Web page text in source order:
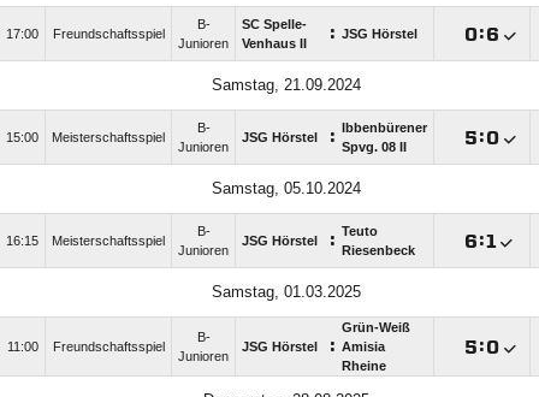
17:00 Freundschaftsspiel
B-
Junioren
SC Spelle-
Venhaus II
: JSG Hörstel :
Samstag, 21.09.2024
15:00 Meisterschaftsspiel
B-
Junioren
JSG Hörstel :
Ibbenbürener
Spvg. 08 II
:
Samstag, 05.10.2024
16:15 Meisterschaftsspiel
B-
Junioren
JSG Hörstel : Teuto
Riesenbeck
:
Samstag, 01.03.2025
11:00 Freundschaftsspiel
B-
Junioren
JSG Hörstel :
Grün-Weiß
Amisia
Rheine
: